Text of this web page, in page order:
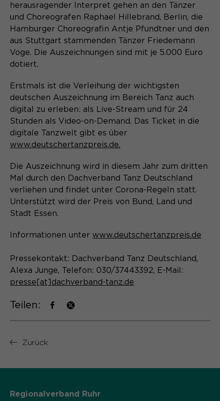
Name be_typo_user
Anbieter TYPO3
Laufzeit Ende der Sitzung
Zweck
angemeldet ist und die Rechte besitzt
diese zu verwalten.
Name cookie_optin
Anbieter Sgalinski
Laufzeit 1 Monat
aktuellen Domäne.
Zweck Speichert die Herkunft des Besuchers.
Name MATOMO_SESSID
Laufzeit Sitzung
Zweck
Temporäre Session-ID, ohne
personenbezogene Daten.
herausragender Interpret gehen an den Tänzer
und Choreografen Raphael Hillebrand, Berlin, die
Hamburger Choreografin Antje Pfundtner und den
aus Stuttgart stammenden Tänzer Friedemann
Voge. Die Auszeichnungen sind mit je 5.000 Euro
dotiert.
Erstmals ist die Verleihung der wichtigsten
deutschen Auszeichnung im Bereich Tanz auch
digital zu erleben: als Live-Stream und für 24
Stunden als Video-on-Demand. Das Ticket in die
digitale Tanzwelt gibt es über
www.deutschertanzpreis.de.
Die Auszeichnung wird in diesem Jahr zum dritten
Mal durch den Dachverband Tanz Deutschland
verliehen und findet unter Corona-Regeln statt.
Unterstützt wird der Preis von Bund, Land und
Stadt Essen.
Informationen unter www.deutschertanzpreis.de
Pressekontakt: Dachverband Tanz Deutschland,
Alexa Junge, Telefon: 030/37443392, E-Mail:
presse[at]dachverband-tanz.de
Teilen:
Zurück
Regionalverband Ruhr